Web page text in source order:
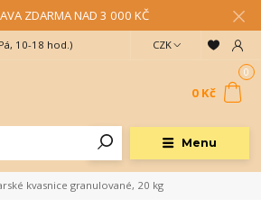
ZDARMA NAD 3 000 KČ
Menu
CZK
10-18 hod.)
0
0 Kč
kvasnice granulované, 20 kg